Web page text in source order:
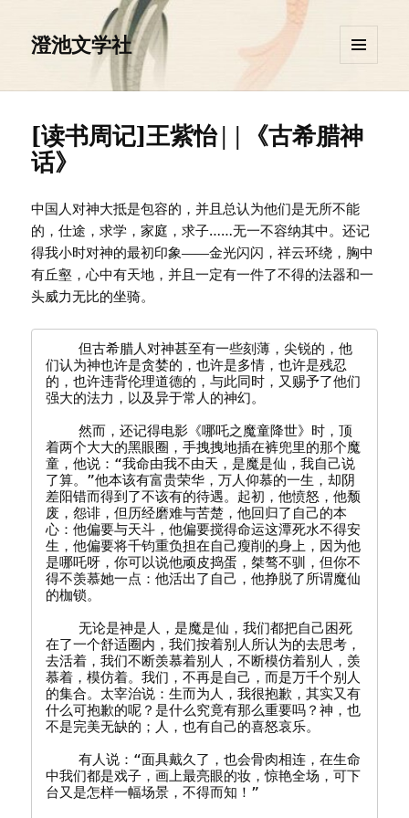
澄池文学社
挂件
[读书周记]王紫怡||《古希腊神
话》
中国人对神大抵是包容的，并且总认为他们是无所不能
的，仕途，求学，家庭，求子……无一不容纳其中。还记
得我小时对神的最初印象——金光闪闪，祥云环绕，胸中
有丘壑，心中有天地，并且一定有一件了不得的法器和一
头威力无比的坐骑。
    但古希腊人对神甚至有一些刻薄，尖锐的，他
们认为神也许是贪婪的，也许是多情，也许是残忍
的，也许违背伦理道德的，与此同时，又赐予了他们
强大的法力，以及异于常人的神幻。
    然而，还记得电影《哪吒之魔童降世》时，顶
着两个大大的黑眼圈，手拽拽地插在裤兜里的那个魔
童，他说：“我命由我不由天，是魔是仙，我自己说
了算。”他本该有富贵荣华，万人仰慕的一生，却阴
差阳错而得到了不该有的待遇。起初，他愤怒，他颓
废，怨诽，但历经磨难与苦楚，他回归了自己的本
心：他偏要与天斗，他偏要搅得命运这潭死水不得安
生，他偏要将千钧重负担在自己瘦削的身上，因为他
是哪吒呀，你可以说他顽皮捣蛋，桀骜不驯，但你不
得不羡慕她一点：他活出了自己，他挣脱了所谓魔仙
的枷锁。
    无论是神是人，是魔是仙，我们都把自己困死
在了一个舒适圈内，我们按着别人所认为的去思考，
去活着，我们不断羡慕着别人，不断模仿着别人，羡
慕着，模仿着。我们，不再是自己，而是万千个别人
的集合。太宰治说：生而为人，我很抱歉，其实又有
什么可抱歉的呢？是什么究竟有那么重要吗？神，也
不是完美无缺的；人，也有自己的喜怒哀乐。
    有人说：“面具戴久了，也会骨肉相连，在生命
中我们都是戏子，画上最亮眼的妆，惊艳全场，可下
台又是怎样一幅场景，不得而知！”